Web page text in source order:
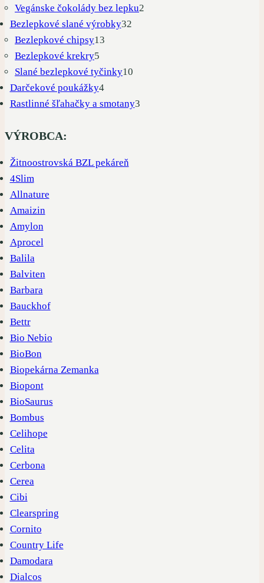
produkty
Vegánske čokolády bez lepku2
Bezlepkové slané výrobky3232
Bezlepkové chipsy13
Bezlepkové krekry5
produktov
Slané bezlepkové tyčinky10
Darčekové poukážky44
produkty
Rastlinné šľahačky a smotany33
VÝROBCA:
Žitnoostrovská BZL pekáreň
4Slim
Allnature
Amaizin
Amylon
Aprocel
Balila
Balviten
Barbara
Bauckhof
Bettr
Bio Nebio
BioBon
Biopekárna Zemanka
Biopont
BioSaurus
Bombus
Celihope
Celita
Cerbona
Cerea
Cibi
Clearspring
Cornito
Country Life
Damodara
Dialcos